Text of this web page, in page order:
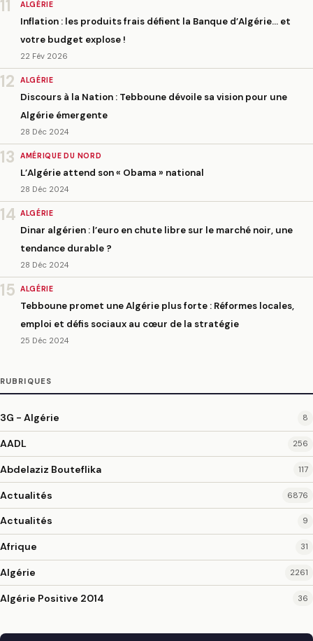
11 ALGÉRIE
Inflation : les produits frais défient la Banque d’Algérie… et
votre budget explose !
22 Fév 2026
12 ALGÉRIE
Discours à la Nation : Tebboune dévoile sa vision pour une
Algérie émergente
28 Déc 2024
13 AMÉRIQUE DU NORD
L’Algérie attend son « Obama » national
28 Déc 2024
14 ALGÉRIE
Dinar algérien : l’euro en chute libre sur le marché noir, une
tendance durable ?
28 Déc 2024
15 ALGÉRIE
Tebboune promet une Algérie plus forte : Réformes locales,
emploi et défis sociaux au cœur de la stratégie
25 Déc 2024
RUBRIQUES
3G - Algérie 8
AADL 256
Abdelaziz Bouteflika 117
Actualités 6876
Actualités 9
Afrique 31
Algérie 2261
Algérie Positive 2014 36